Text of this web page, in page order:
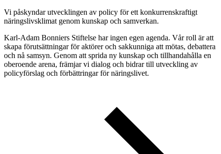
Vi påskyndar utvecklingen av policy för ett konkurrenskraftigt
näringslivsklimat genom kunskap och samverkan.
Karl-Adam Bonniers Stiftelse har ingen egen agenda. Vår roll är att
skapa förutsättningar för aktörer och sakkunniga att mötas, debattera
och nå samsyn. Genom att sprida ny kunskap och tillhandahålla en
oberoende arena, främjar vi dialog och bidrar till utveckling av
policyförslag och förbättringar för näringslivet.